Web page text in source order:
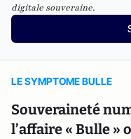
digitale souveraine.
LE SYMPTOME BULLE
Souveraineté
l’affaire « Bulle »